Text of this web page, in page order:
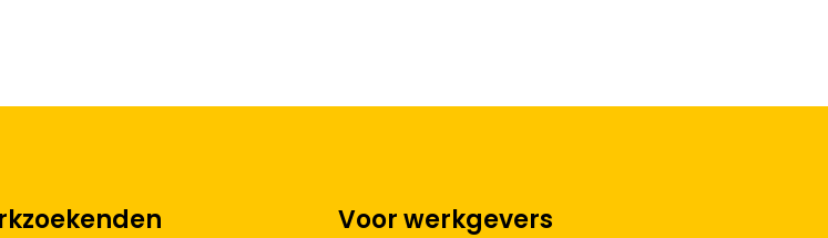
Voor werkgevers